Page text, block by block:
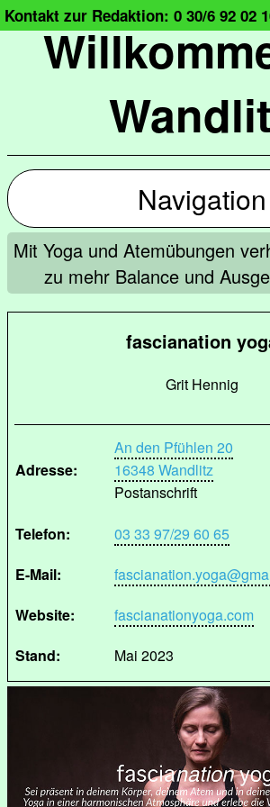
Kontakt zur Redaktion: 0 30/6 92 02
Navigation
Mit Yoga und Atemübungen
zu mehr Balance und
fascianation
Grit Hennig
Adresse:
An den Pfühlen 20
16348 Wandlitz
Postanschrift
Telefon:
03 33 97/29 60 65
E-Mail:
Website:
fascianationyoga.com
Stand:
Mai 2023